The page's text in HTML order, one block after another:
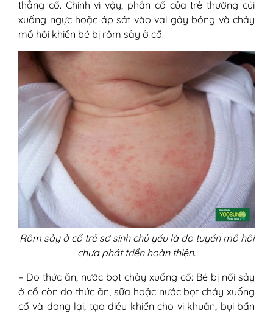
thẳng cổ. Chính vì vậy, phần cổ của trẻ thường cúi
xuống ngực hoặc áp sát vào vai gây bóng và chảy
mồ hôi khiến bé bị rôm sảy ở cổ.
Rôm sảy ở cổ trẻ sơ sinh chủ yếu là do tuyến mồ hôi
chưa phát triển hoàn thiện.
– Do thức ăn, nước bọt chảy xuống cổ: Bé bị nổi sảy
ở cổ còn do thức ăn, sữa hoặc nước bọt chảy xuống
cổ và đong lại, tạo điều khiển cho vi khuẩn, bụi bẩn